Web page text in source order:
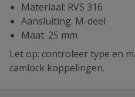
Materiaal: RVS 316
Aansluiting: M-deel
Maat: 25 mm
Let op: controleer type en
camlock koppelingen.